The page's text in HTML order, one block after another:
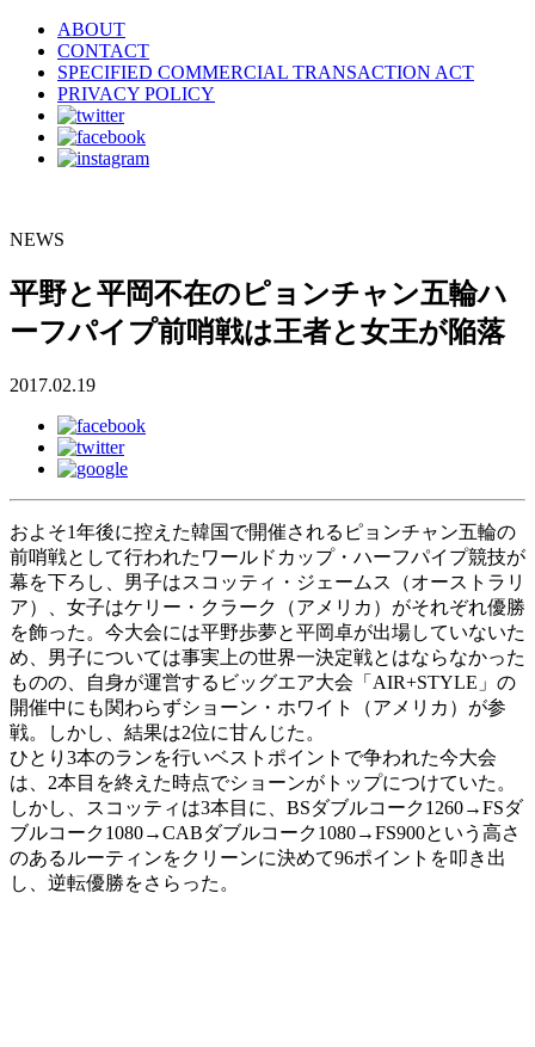
ABOUT
CONTACT
SPECIFIED COMMERCIAL TRANSACTION ACT
PRIVACY POLICY
NEWS
平野と平岡不在のピョンチャン五輪ハ
ーフパイプ前哨戦は王者と女王が陥落
2017.02.19
およそ1年後に控えた韓国で開催されるピョンチャン五輪の
前哨戦として行われたワールドカップ・ハーフパイプ競技が
幕を下ろし、男子はスコッティ・ジェームス（オーストラリ
ア）、女子はケリー・クラーク（アメリカ）がそれぞれ優勝
を飾った。今大会には平野歩夢と平岡卓が出場していないた
め、男子については事実上の世界一決定戦とはならなかった
ものの、自身が運営するビッグエア大会「AIR+STYLE」の
開催中にも関わらずショーン・ホワイト（アメリカ）が参
戦。しかし、結果は2位に甘んじた。
ひとり3本のランを行いベストポイントで争われた今大会
は、2本目を終えた時点でショーンがトップにつけていた。
しかし、スコッティは3本目に、BSダブルコーク1260→FSダ
ブルコーク1080→CABダブルコーク1080→FS900という高さ
のあるルーティンをクリーンに決めて96ポイントを叩き出
し、逆転優勝をさらった。